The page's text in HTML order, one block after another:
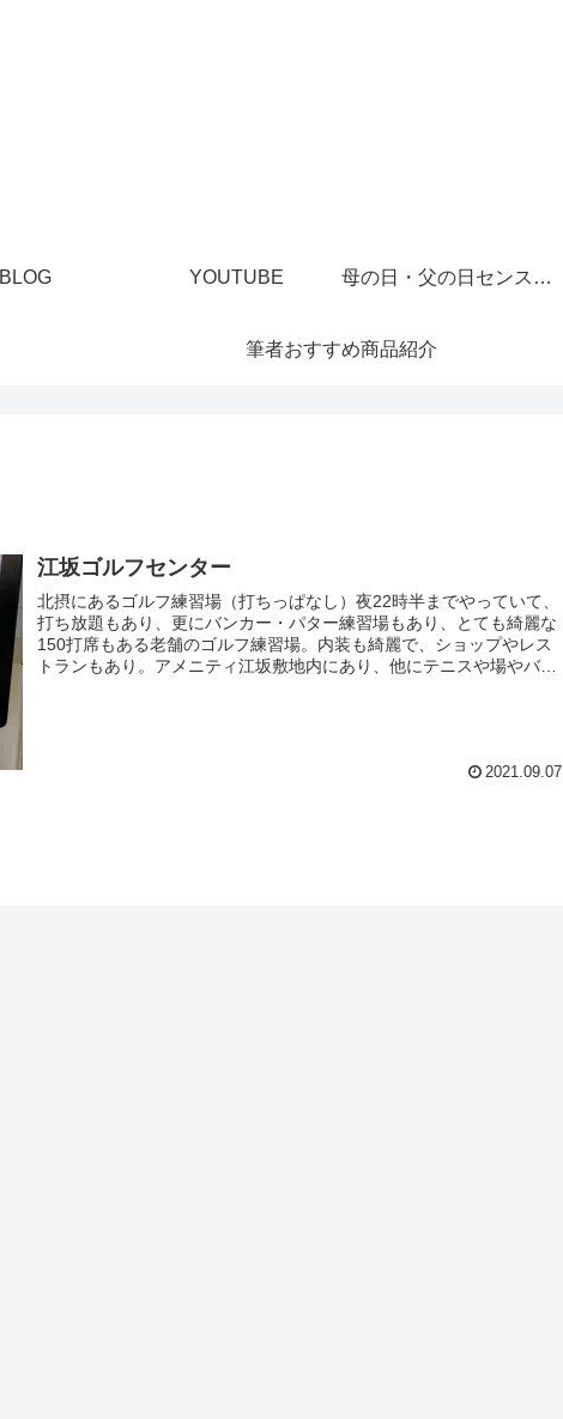
BLOG YOUTUBE 母の日・父の日センスあるプレゼント
筆者おすすめ商品紹介
江坂ゴルフセンター
北摂にあるゴルフ練習場（打ちっぱなし）夜22時半までやっていて、
打ち放題もあり、更にバンカー・パター練習場もあり、とても綺麗な
150打席もある老舗のゴルフ練習場。内装も綺麗で、ショップやレス
トランもあり。アメニティ江坂敷地内にあり、他にテニスや場やバッ
2021.09.07